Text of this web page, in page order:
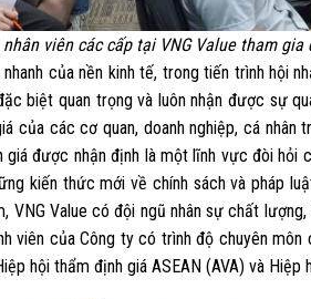
nhân viên các cấp tại VNG Value tham
của nền kinh tế, trong tiến trình hội
biệt quan trọng và luôn nhận được sự
của các cơ quan, doanh nghiệp, cá nhân
giá được nhận định là một lĩnh vực đòi hỏi
kiến thức mới về chính sách và pháp
VNG Value có đội ngũ nhân sự chất
viên của Công ty có trình độ chuyên
hội thẩm định giá ASEAN (AVA) và Hiệp